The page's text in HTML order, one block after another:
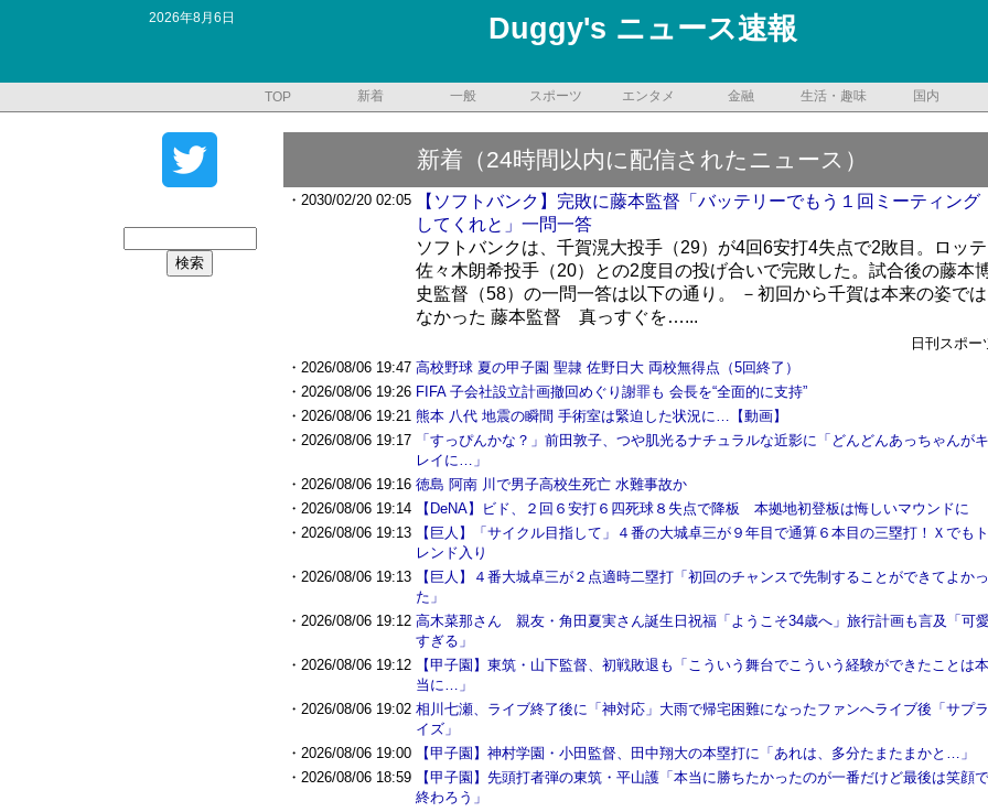
2026年8月6日 Duggy's ニュース速報
TOP 新着 一般 スポーツ エンタメ 金融 生活・趣味 国内
新着（24時間以内に配信されたニュース）
・2030/02/20 02:05
【ソフトバンク】完敗に藤本監督「バッテリーでもう１回ミーティング
してくれと」一問一答
ソフトバンクは、千賀滉大投手（29）が4回6安打4失点で2敗目。ロッテ
佐々木朗希投手（20）との2度目の投げ合いで完敗した。試合後の藤本
史監督（58）の一問一答は以下の通り。 －初回から千賀は本来の姿では
なかった 藤本監督 真っすぐを…...
日刊スポー
・2026/08/06 19:47 高校野球 夏の甲子園 聖隷 佐野日大 両校無得点（5回終了）
・2026/08/06 19:26 FIFA 子会社設立計画撤回めぐり謝罪も 会長を“全面的に支持”
・2026/08/06 19:21 熊本 八代 地震の瞬間 手術室は緊迫した状況に…【動画】
・2026/08/06 19:17
「すっぴんかな？」前田敦子、つや肌光るナチュラルな近影に「どんどんあっちゃんがキ
レイに…」
・2026/08/06 19:16 徳島 阿南 川で男子高校生死亡 水難事故か
・2026/08/06 19:14
【DeNA】ビド、２回６安打６四死球８失点で降板 本拠地初登板は悔しいマウンドに
・2026/08/06 19:13
【巨人】「サイクル目指して」４番の大城卓三が９年目で通算６本目の三塁打！Ｘでもト
レンド入り
・2026/08/06 19:13
【巨人】４番大城卓三が２点適時二塁打「初回のチャンスで先制することができてよかっ
た」
・2026/08/06 19:12 高木菜那さん 親友・角田夏実さん誕生日祝福「ようこそ34歳へ」旅行計画も言及「可
すぎる」
・2026/08/06 19:12
【甲子園】東筑・山下監督、初戦敗退も「こういう舞台でこういう経験ができたことは本
当に…」
・2026/08/06 19:02 相川七瀬、ライブ終了後に「神対応」大雨で帰宅困難になったファンへライブ後「サプラ
イズ」
・2026/08/06 19:00
【甲子園】神村学園・小田監督、田中翔大の本塁打に「あれは、多分たまたまかと…」
・2026/08/06 18:59
【甲子園】先頭打者弾の東筑・平山護「本当に勝ちたかったのが一番だけど最後は笑顔で
終わろう」